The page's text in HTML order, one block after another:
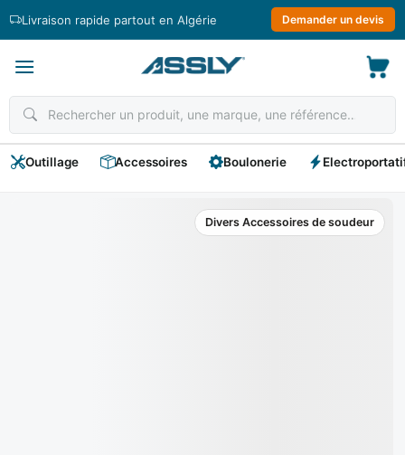
Livraison rapide partout en Algérie Demander un devis
Outillage Accessoires Boulonerie
Divers Accessoires de soudeur